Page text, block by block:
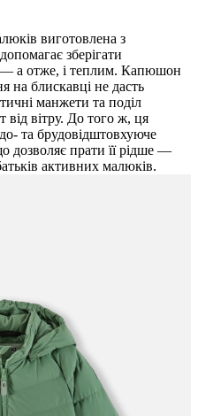
виготовлена з
зберігати
а отже, і теплим. Капюшон
на блискавці не дасть
манжети та поділ
від вітру. До того ж, ця
та брудовідштовхуюче
дозволяє прати її рідше —
активних малюків.